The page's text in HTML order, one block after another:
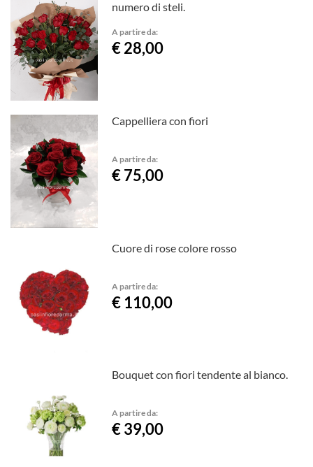
numero di steli.
A partire da:
€ 28,00
Cappelliera con fiori
A partire da:
€ 75,00
Cuore di rose colore rosso
A partire da:
€ 110,00
Bouquet con fiori tendente al bianco.
A partire da:
€ 39,00